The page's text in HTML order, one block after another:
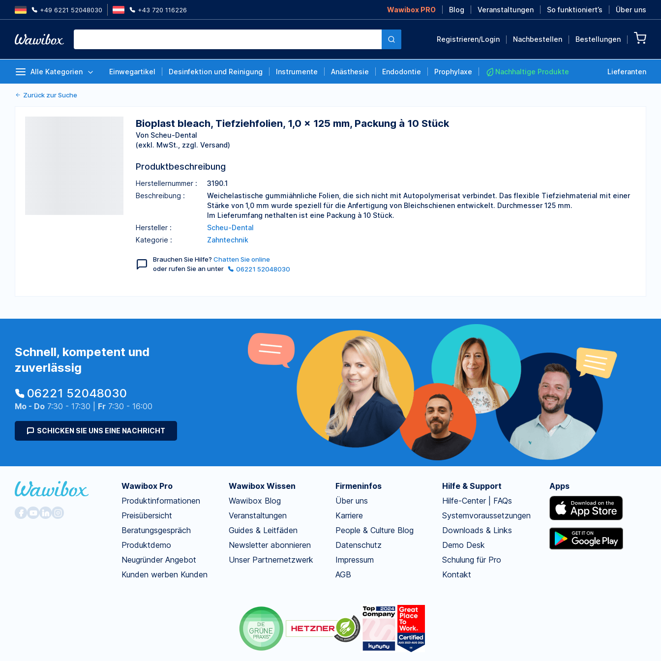
+49 6221 52048030 +43 720 116226 Wawibox PRO Blog Veranstaltungen So funktioniert’s Über uns
Registrieren/Login Nachbestellen Bestellungen
Alle Kategorien Einwegartikel Desinfektion und Reinigung Instrumente Anästhesie Endodontie Prophylaxe Nachhaltige Produkte Lieferanten
MEHR ENTDECKEN
Bioplast bleach, Tiefziehfolien, 1,0 × 125 mm,
Zurück zur Suche
Bioplast bleach, Tiefziehfolien, 1,0 × 125 mm, Packung à 10 Stück
Von Scheu-Dental
(exkl. MwSt., zzgl. Versand)
Produktbeschreibung
Herstellernummer :
3190.1
Beschreibung :
Weichelastische gummiähnliche Folien, die sich nicht mit Autopolymerisat verbindet. Das flexible Tiefziehmaterial mit einer
Stärke von 1,0 mm wurde speziell für die Anfertigung von Bleichschienen entwickelt. Durchmesser 125 mm.
Im Lieferumfang nethalten ist eine Packung à 10 Stück.
Hersteller :
Scheu-Dental
Kategorie :
Zahntechnik
Brauchen Sie Hilfe? Chatten Sie online
oder rufen Sie an unter
06221 52048030
Schnell, kompetent und
zuverlässig
06221 52048030
Mo - Do 7:30 - 17:30 | Fr 7:30 - 16:00
SCHICKEN SIE UNS EINE NACHRICHT
Wawibox Pro
Produktinformationen
Preisübersicht
Beratungsgespräch
Produktdemo
Neugründer Angebot
Kunden werben Kunden
Wawibox Wissen
Wawibox Blog
Veranstaltungen
Guides & Leitfäden
Newsletter abonnieren
Unser Partnernetzwerk
Firmeninfos
Über uns
Karriere
People & Culture Blog
Datenschutz
Impressum
AGB
Hilfe & Support
Hilfe-Center | FAQs
Systemvoraussetzungen
Downloads & Links
Demo Desk
Schulung für Pro
Kontakt
Apps